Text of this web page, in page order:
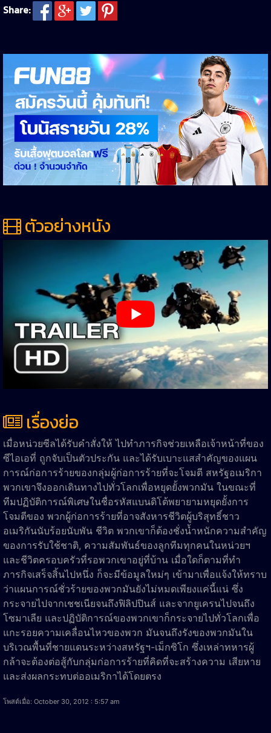
Share:
ตัวอย่างหนัง
เรื่องย่อ
เมื่อหน่วยซีลได้รับคำสั่งให้ ไปทำภารกิจช่วยเหลือเจ้าหน้าที่ของ
ซีไอเอที่ ถูกจับเป็นตัวประกัน และได้รับเบาะแสสำคัญของแผน
การณ์ก่อการร้ายของกลุ่มผู้ก่อการร้ายที่จะโจมตี สหรัฐอเมริกา
พวกเขาจึงออกเดินทางไปทั่วโลกเพื่อหยุดยั้งพวกมัน ในขณะที่
ทีมปฏิบัติการณ์พิเศษในชื่อรหัสแบนดิโต้พยายามหยุดยั้งการ
โจมตีของ พวกผู้ก่อการร้ายที่อาจสังหารชีวิตผู้บริสุทธิ์ชาว
อเมริกันนับร้อยนับพัน ชีวิต พวกเขาก็ต้องชั่งน้ำหนักความสำคัญ
ของการรับใช้ชาติ, ความสัมพันธ์ของลูกทีมทุกคนในหน่วยฯ
และชีวิตครอบครัวที่รอพวกเขาอยู่ที่บ้าน เมื่อใดก็ตามที่ทำ
ภารกิจเสร็จสิ้นไปหนึ่ง ก็จะมีข้อมูลใหม่ๆ เข้ามาเพื่อแจ้งให้ทราบ
ว่าแผนการณ์ชั่วร้ายของพวกมันยังไม่หมดเพียงแค่นี้แน่ ซึ่ง
กระจายไปจากเชชเนียจนถึงฟิลิปปินส์ และจากยูเครนไปจนถึง
โซมาเลีย และปฏิบัติการณ์ของพวกเขาก็กระจายไปทั่วโลกเพื่อ
แกะรอยความเคลื่อนไหวของพวก มันจนถึงรังของพวกมันใน
บริเวณพื้นที่ชายแดนระหว่างสหรัฐฯ-เม็กซิโก ซึ่งเหล่าทหารผู้
กล้าจะต้องต่อสู้กับกลุ่มก่อการร้ายที่คิดที่จะสร้างความ เสียหาย
และส่งผลกระทบต่ออเมริกาได้โดยตรง
โพสต์เมื่อ: October 30, 2012 : 5:57 am